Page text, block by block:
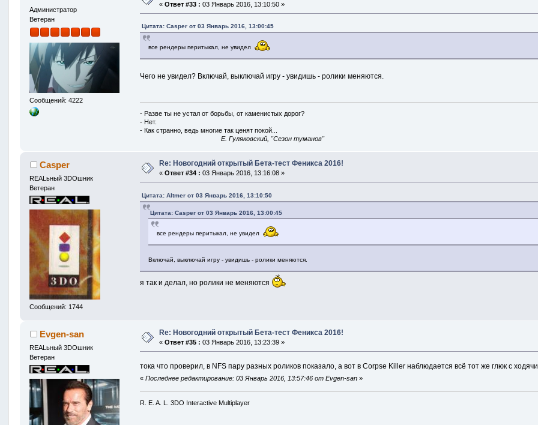
Администратор
Ветеран
Сообщений: 4222
«Ответ #33 : 03 Январь 2016, 13:10:50 »
Цитата: Casper от 03 Январь 2016, 13:00:45
все рендеры перитыкал, не увидел
Чего не увидел? Включай, выключай игру - увидишь - ролики меняются.
- Разве ты не устал от борьбы, от каменистых дорог?
- Нет.
- Как странно, ведь многие так ценят покой...
E. Гуляковский, "Сезон туманов"
Casper
REALьный 3DOшник
Ветеран
Сообщений: 1744
Re: Новогодний открытый Бета-тест Феникса 2016!
«Ответ #34 : 03 Январь 2016, 13:16:08 »
Цитата: Altmer от 03 Январь 2016, 13:10:50
Цитата: Casper от 03 Январь 2016, 13:00:45
все рендеры перитыкал, не увидел
Включай, выключай игру - увидишь - ролики меняются.
я так и делал, но ролики не меняются
Evgen-san
REALьный 3DOшник
Ветеран
Re: Новогодний открытый Бета-тест Феникса 2016!
«Ответ #35 : 03 Январь 2016, 13:23:39 »
тока что проверил, в NFS пару разных роликов показало, а вот в Corpse Killer наблюдается всё тот же глюк с
«Последнее редактирование: 03 Январь 2016, 13:57:46 от Evgen-san »
R. E. A. L. 3DO Interactive Multiplayer